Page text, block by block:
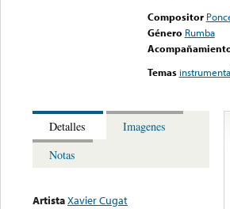
Compositor
Género Rumba
Temas
Detalles
Imagenes
Notas
ArtistaXavier Cugat